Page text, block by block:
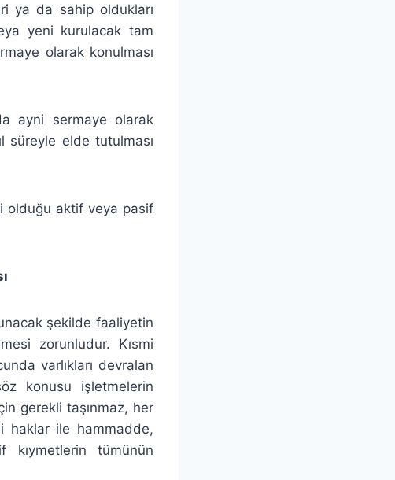
ya da sahip oldukları
yeni kurulacak tam
olarak konulması
ayni sermaye olarak
süreyle elde tutulması
olduğu aktif veya pasif
şekilde faaliyetin
zorunludur. Kısmi
varlıkları devralan
konusu işletmelerin
gerekli taşınmaz, her
haklar ile hammadde,
tümünün